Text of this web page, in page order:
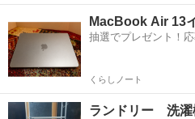
格】23900円 【サイズ等】 幅80奥行
納時奥行15.5cm ■本体…スチール（メ
ス...
収納
MacBook Air 13
抽選でプレゼント！
くらしノート
ランドリー 洗